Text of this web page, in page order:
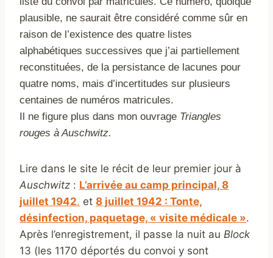
plausible, ne saurait être considéré comme sûr en
raison de l’existence des quatre listes
alphabétiques successives que j’ai partiellement
reconstituées, de la persistance de lacunes pour
quatre noms, mais d’incertitudes sur plusieurs
centaines de numéros matricules.
Il ne figure plus dans mon ouvrage Triangles
rouges à Auschwitz.
Lire dans le site le récit de leur premier jour à
Auschwitz : L’arrivée au camp principal, 8
juillet 1942. et 8 juillet 1942 : Tonte,
désinfection, paquetage, « visite médicale ».
Après l’enregistrement, il passe la nuit au Block
13 (les 1170 déportés du convoi y sont